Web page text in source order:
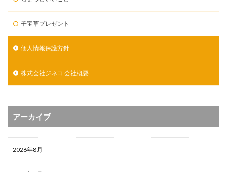
子宝草プレゼント
個人情報保護方針
株式会社ジネコ 会社概要
アーカイブ
2026年8月